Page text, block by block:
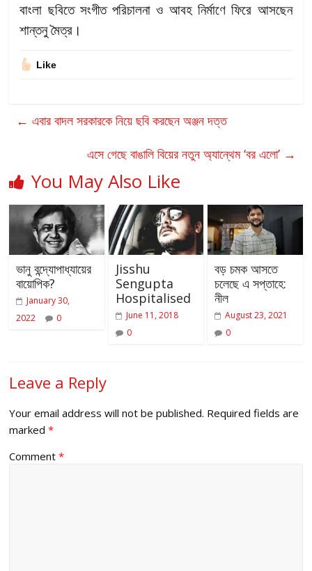
বাংলা ছবিতে সংগীত পরিচালনা ও আবহ নির্মাণে ফিরে আসছেন
শান্তনু মৈত্র।
Like
← এবার বাদল সরকারকে নিয়ে ছবি করছেন অঞ্জন দত্ত
এসে গেছে বাঙালি বিয়ের নতুন অ্যান্থেম ‘বর এলো’ →
You May Also Like
ভানু বন্দ্যোপাধ্যায়ের
বায়োপিক?
January 30,
2022
0
Jisshu
Sengupta
Hospitalised
June 11, 2018
0
বড় চমক আসতে
চলেছে এ সপ্তাহে:
নীল
August 23, 2021
0
Leave a Reply
Your email address will not be published. Required fields are
marked*
Comment*